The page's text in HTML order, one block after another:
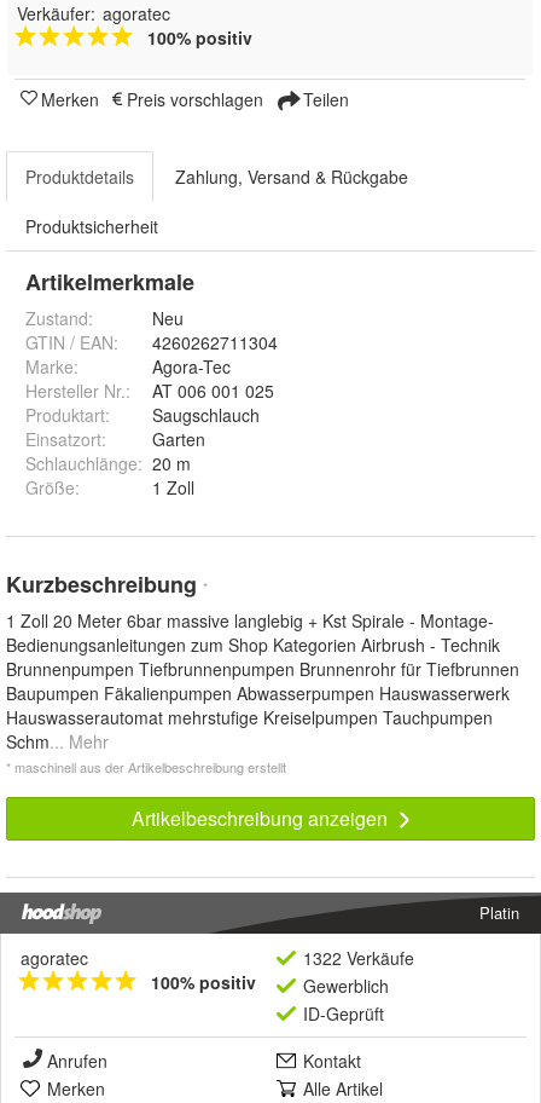
Verkäufer: agoratec
100% positiv
Merken Preis vorschlagen Teilen
Produktdetails Zahlung, Versand & Rückgabe
Produktsicherheit
Artikelmerkmale
Zustand:
Neu
GTIN / EAN:
4260262711304
Marke:
Agora-Tec
Hersteller Nr.:
AT 006 001 025
Produktart:
Saugschlauch
Einsatzort:
Garten
Schlauchlänge: 20 m
Größe: 1 Zoll
Kurzbeschreibung *
1 Zoll 20 Meter 6bar massive langlebig + Kst Spirale - Montage-
Bedienungsanleitungen zum Shop Kategorien Airbrush - Technik
Brunnenpumpen Tiefbrunnenpumpen Brunnenrohr für Tiefbrunnen
Baupumpen Fäkalienpumpen Abwasserpumpen Hauswasserwerk
Hauswasserautomat mehrstufige Kreiselpumpen Tauchpumpen
Schm... Mehr
* maschinell aus der Artikelbeschreibung erstellt
Artikelbeschreibung anzeigen
Platin
agoratec
100% positiv
1322 Verkäufe
Gewerblich
ID-Geprüft
Anrufen
Kontakt
Merken
Alle Artikel